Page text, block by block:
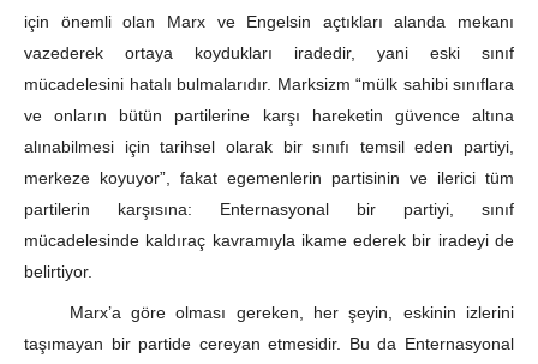
için önemli olan Marx ve Engelsin açtıkları alanda mekanı
vazederek ortaya koydukları iradedir, yani eski sınıf
mücadelesini hatalı bulmalarıdır. Marksizm “mülk sahibi sınıflara
ve onların bütün partilerine karşı hareketin güvence altına
alınabilmesi için tarihsel olarak bir sınıfı temsil eden partiyi,
merkeze koyuyor”, fakat egemenlerin partisinin ve ilerici tüm
partilerin karşısına: Enternasyonal bir partiyi, sınıf
mücadelesinde kaldıraç kavramıyla ikame ederek bir iradeyi de
belirtiyor.
Marx’a göre olması gereken, her şeyin, eskinin izlerini
taşımayan bir partide cereyan etmesidir. Bu da Enternasyonal